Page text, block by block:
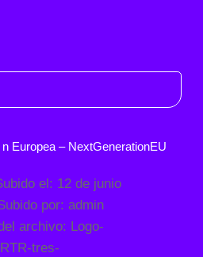
n Europea – NextGenerationEU